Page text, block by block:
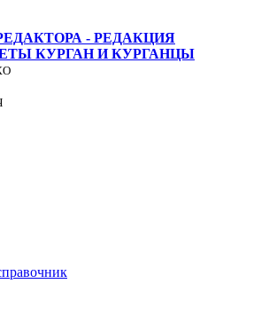
- РЕДАКЦИЯ
КУРГАН И КУРГАНЦЫ